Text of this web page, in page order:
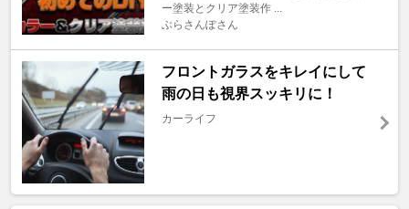
ー塗装とクリア塗装作 ...
ぶらさんぽさん
フロントガラスをキレイにして
雨の日も視界スッキリに！
カーライフ